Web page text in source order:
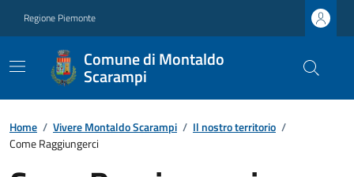
Regione Piemonte
Comune di Montaldo
Scarampi
Home / Vivere Montaldo Scarampi / Il nostro territorio /
Come Raggiungerci